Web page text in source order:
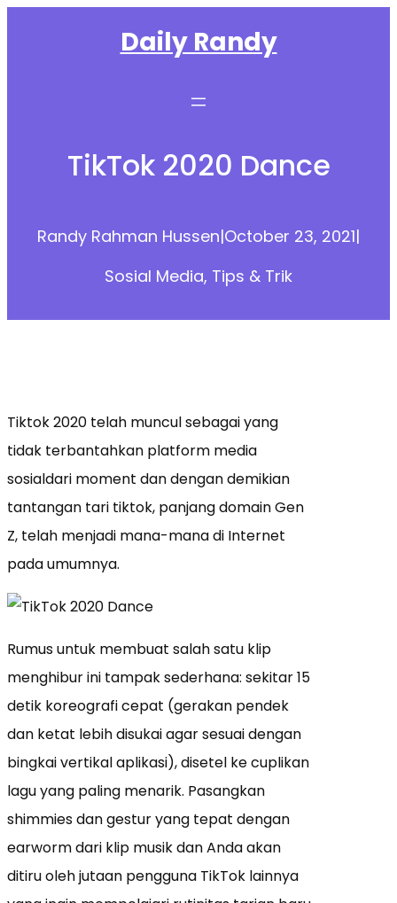
Daily Randy
TikTok 2020 Dance
Randy Rahman Hussen|October 23, 2021|
Sosial Media, Tips & Trik
Tiktok 2020 telah muncul sebagai yang
tidak terbantahkan platform media
sosialdari moment dan dengan demikian
tantangan tari tiktok, panjang domain Gen
Z, telah menjadi mana-mana di Internet
pada umumnya.
Rumus untuk membuat salah satu klip
menghibur ini tampak sederhana: sekitar 15
detik koreografi cepat (gerakan pendek
dan ketat lebih disukai agar sesuai dengan
bingkai vertikal aplikasi), disetel ke cuplikan
lagu yang paling menarik. Pasangkan
shimmies dan gestur yang tepat dengan
earworm dari klip musik dan Anda akan
ditiru oleh jutaan pengguna TikTok lainnya